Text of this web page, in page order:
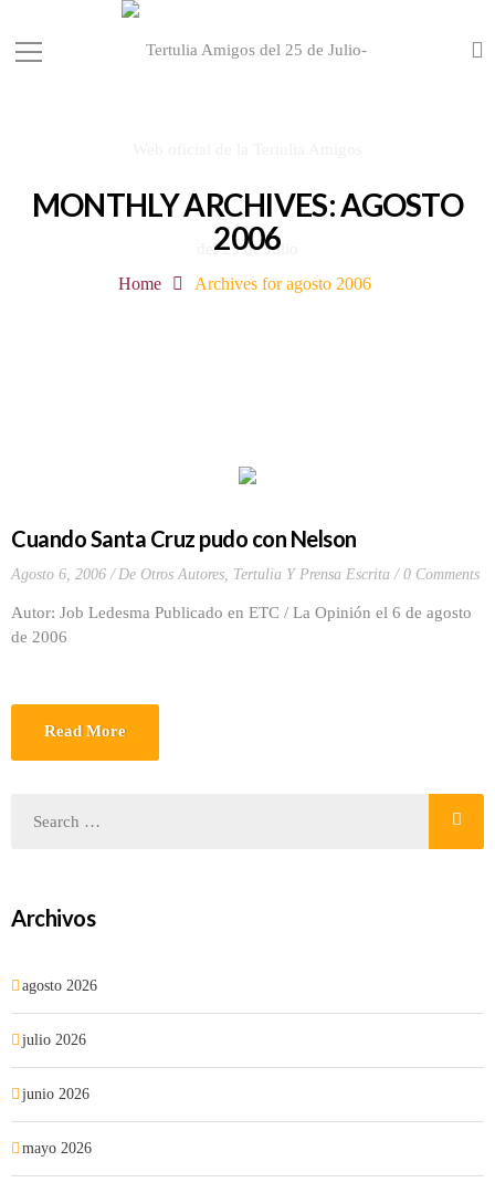
MONTHLY ARCHIVES: AGOSTO
2006
Home Archives for agosto 2006
Cuando Santa Cruz pudo con Nelson
Agosto 6, 2006 De Otros Autores, Tertulia Y Prensa Escrita 0 Comments
Autor: Job Ledesma Publicado en ETC / La Opinión el 6 de agosto
de 2006
Read More
Archivos
agosto 2026
julio 2026
junio 2026
mayo 2026